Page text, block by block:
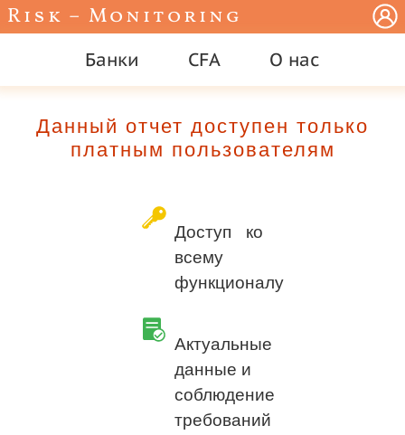
Risk – Monitoring
Банки CFA О нас
Данный отчет доступен только
платным пользователям
Доступ ко
всему
функционалу
Актуальные
данные и
соблюдение
требований